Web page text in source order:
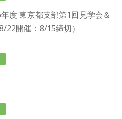
度 東京都支部第1回見学会＆
22開催：8/15締切）